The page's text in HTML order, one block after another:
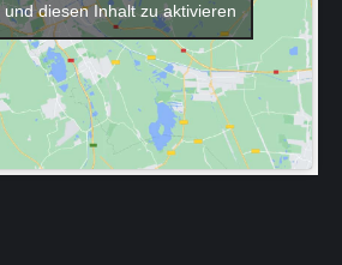
diesen Inhalt zu aktivieren